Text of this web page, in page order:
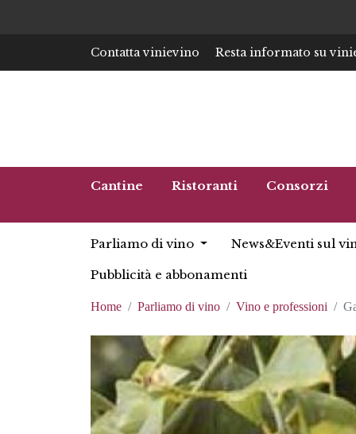
Contatta vinievino Resta informato su
Cantine Ristoranti Consorzi
Parliamo di vino News&Eventi sul
Pubblicità e abbonamenti
Home Parliamo di vino Vino e professioni